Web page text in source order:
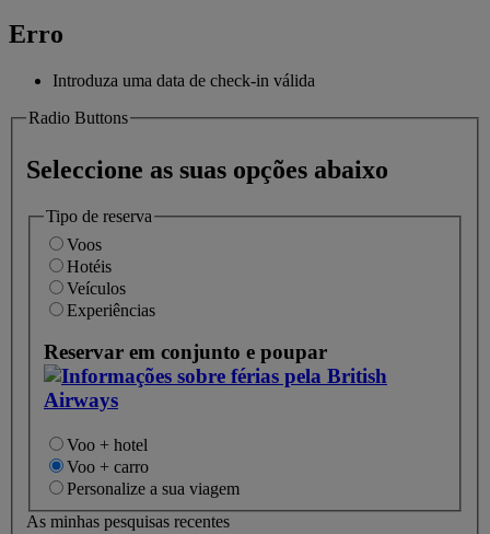
Erro
Introduza uma data de check-in válida
Radio Buttons
Seleccione as suas opções abaixo
Tipo de reserva
Voos
Hotéis
Veículos
Experiências
Reservar em conjunto e poupar
Voo + hotel
Voo + carro
Personalize a sua viagem
As minhas pesquisas recentes